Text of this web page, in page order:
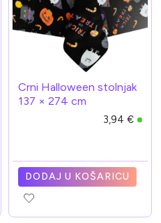
Crni Halloween stolnjak
137 × 274 cm
3,94 €
DODAJ U KOŠARICU